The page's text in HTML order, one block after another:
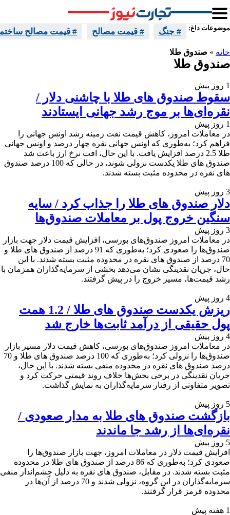
موضوعات داغ: # جنگ # قیمت مصالح # قیمت مصالح
خانه » صندوق طلا
صندوق طلا
1 روز پیش
سقوط صندوق های طلا با چاشنی دلار /
نقره‌ای‌ها بر موج رشد جهانی ایستادند
1 روز پیش
در معاملات امروز، کاهش قیمت نفت زمینه رشد اونس جهانی را
فراهم کرد؛ به‌طوری که اونس جهانی نقره چهار درصد و اونس جهانی
طلا 2.5 درصد افزایش یافت. با این حال، افت نرخ ارز باعث شد
صندوق های طلا یکدست نزولی شوند، در حالی که 100 درصد صندوق
‌های نقره در محدوده مثبت بسته شدند.
3 روز پیش
دلار صندوق های طلا را جذاب کرد / سایه
سنگین خروج پول بر معاملات صندوق‌ها
3 روز پیش
در معاملات امروز صندوق‌های بورسی، افزایش قیمت دلار جهت بازار
صندوق‌ها را صعودی کرد؛ به‌طوری که 91 درصد از صندوق های طلا و
70 درصد از صندوق های نقره در محدوده مثبت بسته شدند. با این
حال، جریان نقدینگی نشان می‌دهد بخشی از سرمایه‌گذاران همزمان با
رشد قیمت‌ها، مسیر خروج را در پیش گرفتند.
4 روز پیش
ریزش یکدست صندوق های طلا / 1.2 همت
پول حقیقی از درآمد ثابت‌ها خارج شد
4 روز پیش
در معاملات امروز صندوق‌های بورسی، کاهش قیمت دلار مسیر بازار
صندوق‌ها را نزولی کرد؛ به‌طوری که 100 درصد صندوق های طلا و 70
درصد صندوق های نقره در محدوده منفی بسته شدند. با این حال،
جریان نقدینگی در برخی بخش‌ها خلاف روند قیمتی حرکت کرد و
تصویر متفاوتی از رفتار سرمایه‌گذاران به نمایش گذاشت.
5 روز پیش
بازگشت صندوق های طلا به مدار صعودی /
نقره‌ای‌ها از رشد جا ماندند
5 روز پیش
افزایش قیمت دلار در معاملات امروز، جهت بازار صندوق‌ها را
صعودی کرد؛ به‌طوری که 86 درصد از صندوق های طلا در محدوده
مثبت بسته شدند. در مقابل، صندوق‌ های نقره به دلیل چشم‌انداز منفی
سرمایه‌گذاران در این گروه، نزولی شدند و 70 درصد از آن‌ها در
محدوده قرمز قرار گرفتند.
1 هفته پیش